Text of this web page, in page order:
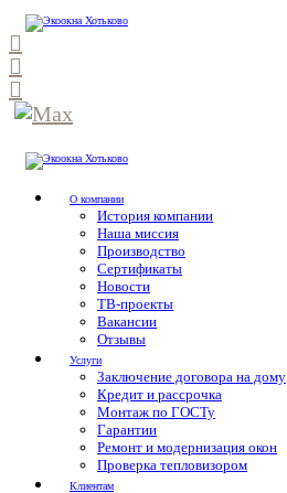
О компании
История компании
Наша миссия
Производство
Сертификаты
Новости
ТВ-проекты
Вакансии
Отзывы
Услуги
Заключение договора на дому
Кредит и рассрочка
Монтаж по ГОСТу
Гарантии
Ремонт и модернизация окон
Проверка тепловизором
Клиентам